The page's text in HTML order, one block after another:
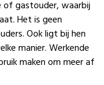
gastouder, waarbij
Het is geen
Ook ligt bij hen
manier. Werkende
maken om meer af